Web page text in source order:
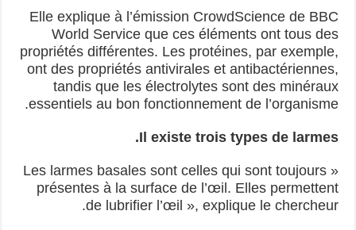
Elle explique à l’émission CrowdScience de BBC
World Service que ces éléments ont tous des
propriétés différentes. Les protéines, par exemple,
ont des propriétés antivirales et antibactériennes,
tandis que les électrolytes sont des minéraux
essentiels au bon fonctionnement de l’organisme.
Il existe trois types de larmes.
« Les larmes basales sont celles qui sont toujours
présentes à la surface de l’œil. Elles permettent
de lubrifier l’œil », explique le chercheur.